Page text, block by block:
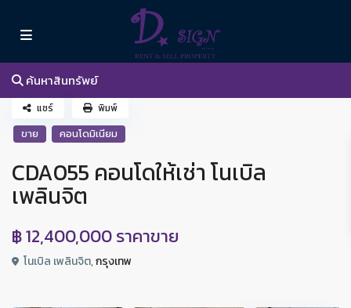
ค้นหาสินทรัพย์
ขาย คอนโดมิเนียม
CDA055 คอนโดให้เช่า โนเบิล
เพลินจิต
฿ 12,400,000ราคาขาย
โนเบิล เพลินจิต,กรุงเทพ
แชร์ พิมพ์